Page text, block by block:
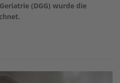
(DGG) wurde die